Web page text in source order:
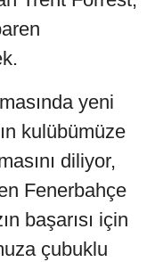
yeni
kulübümüze
diliyor,
Fenerbahçe
başarısı için
çubuklu